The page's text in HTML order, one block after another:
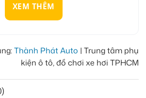
XEM THÊM
Thành Phát Auto | Trung tâm phụ
kiện ô tô, đồ chơi xe hơi TPHCM